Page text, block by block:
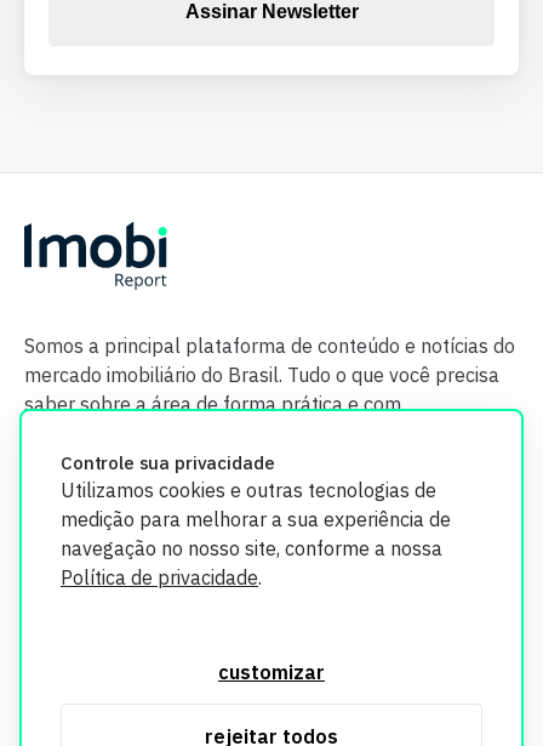
Controle sua privacidade
Utilizamos cookies e outras tecnologias de
medição para melhorar a sua experiência de
navegação no nosso site, conforme a nossa
Política de privacidade.
customizar
rejeitar todos
Assinar Newsletter
Somos a principal plataforma de conteúdo e notícias do
mercado imobiliário do Brasil. Tudo o que você precisa
saber sobre a área de forma prática e com
segurança. Todos os dados coletados em nosso site são
utilizados exclusivamente para fins de aprimoramento de
informações, consulte nossa Política de Privacidade.